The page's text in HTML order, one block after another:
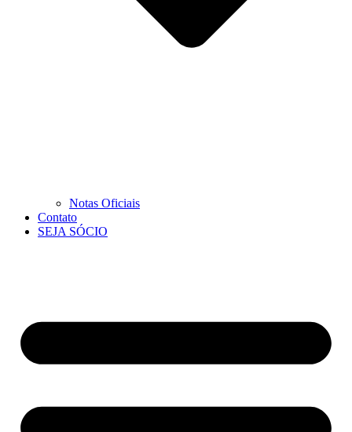
Notas Oficiais
Contato
SEJA SÓCIO